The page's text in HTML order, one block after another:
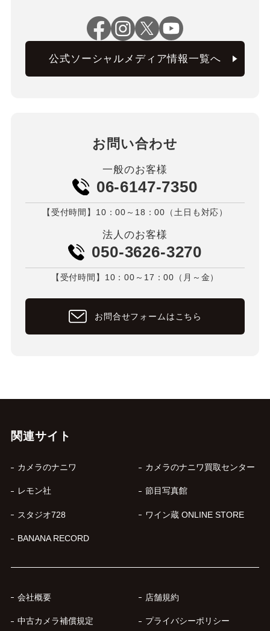
公式ソーシャルメディア情報一覧へ
お問い合わせ
一般のお客様
06-6147-7350
【受付時間】10：00～18：00（土日も対応）
法人のお客様
050-3626-3270
【受付時間】10：00～17：00（月～金）
お問合せフォームはこちら
関連サイト
カメラのナニワ カメラのナニワ買取センター
レモン社 節目写真館
スタジオ728 ワイン蔵 ONLINE STORE
BANANA RECORD
会社概要 店舗規約
中古カメラ補償規定 プライバシーポリシー